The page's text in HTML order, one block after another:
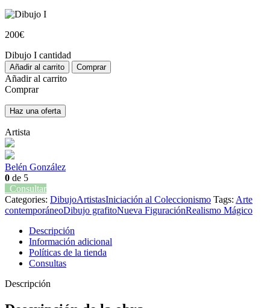
200€
Dibujo I cantidad
Añadir al carrito Comprar
Añadir al carrito
Comprar
Haz una oferta
Artista
Belén González
0 de 5
Consultar
Categories: DibujoArtistasIniciación al Coleccionismo Tags: Arte
contemporáneoDibujo grafitoNueva FiguraciónRealismo Mágico
Descripción
Información adicional
Políticas de la tienda
Consultas
Descripción